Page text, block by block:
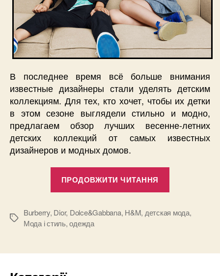
В последнее время всё больше внимания
известные дизайнеры стали уделять детским
коллекциям. Для тех, кто хочет, чтобы их детки
в этом сезоне выглядели стильно и модно,
предлагаем обзор лучших весенне-летних
детских коллекций от самых известных
дизайнеров и модных домов.
ПРОДОВЖИТИ ЧИТАННЯ
летние
модных
Позначки
Burberry, Dior, Dolce&Gabbana, H&M, детская мода,
Мода і стиль,одежда